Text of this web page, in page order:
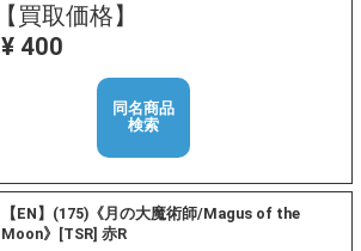
【買取価格】
¥ 400
同名商品
検索
【EN】(175)《月の大魔術師/Magus of the
Moon》[TSR] 赤R